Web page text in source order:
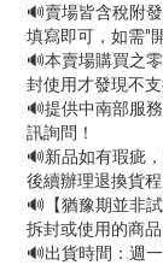
🔊賣場皆含稅附
填寫即可，如需"
🔊本賣場購買之
封使用才發現不
🔊提供中南部服
訊詢問！
🔊新品如有瑕疵
後續辦理退換貨
🔊【猶豫期並非
拆封或使用的商
🔊出貨時間：週